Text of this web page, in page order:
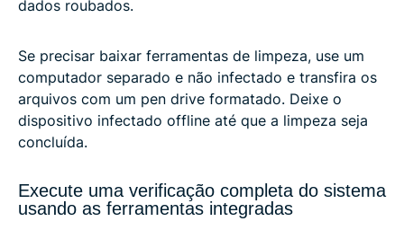
dados roubados.
Se precisar baixar ferramentas de limpeza, use um
computador separado e não infectado e transfira os
arquivos com um pen drive formatado. Deixe o
dispositivo infectado offline até que a limpeza seja
concluída.
Execute uma verificação completa do sistema
usando as ferramentas integradas